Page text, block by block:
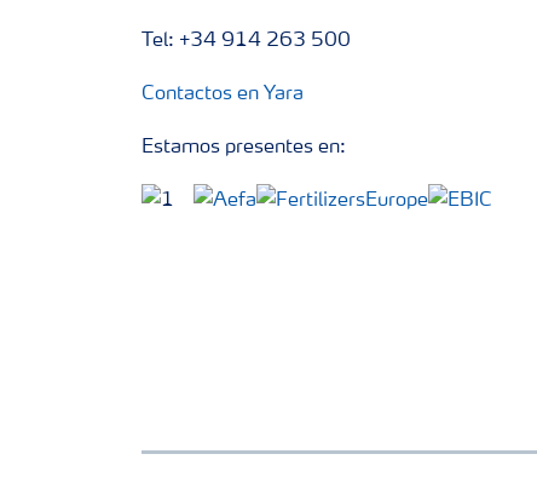
Tel: +34 914 263 500
Contactos en Yara
Estamos presentes en: